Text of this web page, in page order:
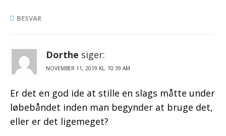
BESVAR
Dorthe siger:
KL.
Er det en god ide at stille en slags måtte under
løbebåndet inden man begynder at bruge det,
eller er det ligemeget?